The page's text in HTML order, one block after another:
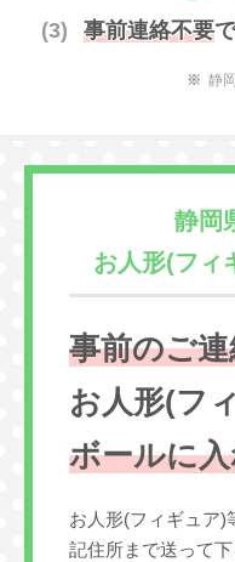
事前連絡不要
静
静岡
お人形(フィ
事前のご
お人形(フ
ボールに
お人形(フィギュア)
記住所まで送って下